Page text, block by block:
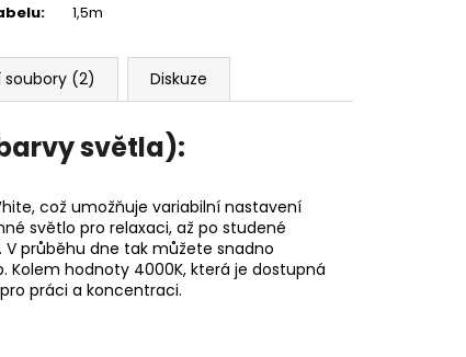
: 1,5m
soubory (2) Diskuze
světla):
což umožňuje variabilní nastavení
světlo pro relaxaci, až po studené
průběhu dne tak můžete snadno
hodnoty 4000K, která je dostupná
práci a koncentraci.